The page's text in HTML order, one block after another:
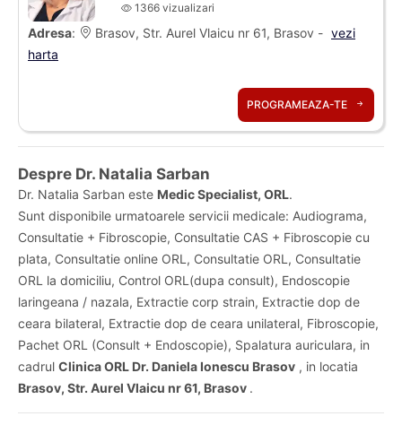
1366 vizualizari
Adresa: Brasov, Str. Aurel Vlaicu nr 61, Brasov - vezi
harta
PROGRAMEAZA-TE
Despre Dr. Natalia Sarban
Dr. Natalia Sarban este Medic Specialist, ORL.
Sunt disponibile urmatoarele servicii medicale: Audiograma,
Consultatie + Fibroscopie, Consultatie CAS + Fibroscopie cu
plata, Consultatie online ORL, Consultatie ORL, Consultatie
ORL la domiciliu, Control ORL(dupa consult), Endoscopie
laringeana / nazala, Extractie corp strain, Extractie dop de
ceara bilateral, Extractie dop de ceara unilateral, Fibroscopie,
Pachet ORL (Consult + Endoscopie), Spalatura auriculara, in
cadrul Clinica ORL Dr. Daniela Ionescu Brasov , in locatia
Brasov, Str. Aurel Vlaicu nr 61, Brasov .